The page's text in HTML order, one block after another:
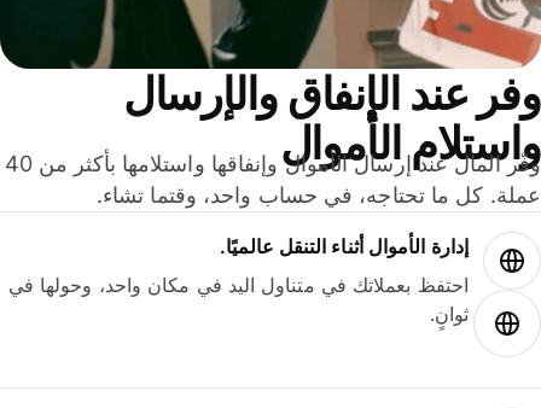
عند الإنفاق والإرسال
الأموال
وفّر المال عند إرسال الأموال وإنفاقها واستلامها بأكثر من 40
كل ما تحتاجه، في حساب واحد، وقتما تشاء.
إدارة الأموال أثناء التنقل عالميًا.
احتفظ بعملاتك في متناول اليد في مكان واحد، وحولها في
ثوانٍ.